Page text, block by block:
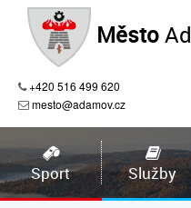
Město
+420 516 499 620
mesto@adamov.cz
Sport Služby